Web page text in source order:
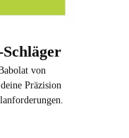
von
Präzision